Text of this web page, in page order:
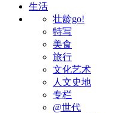
生活
壮龄go!
特写
美食
旅行
文化艺术
人文史地
专栏
@世代